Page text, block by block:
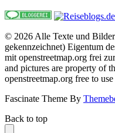
© 2026 Alle Texte und
gekennzeichnet) Eigentum
mit openstreetmap.org frei
and pictures are property of
openstreetmap.org free to
Fascinate Theme By
Back to top